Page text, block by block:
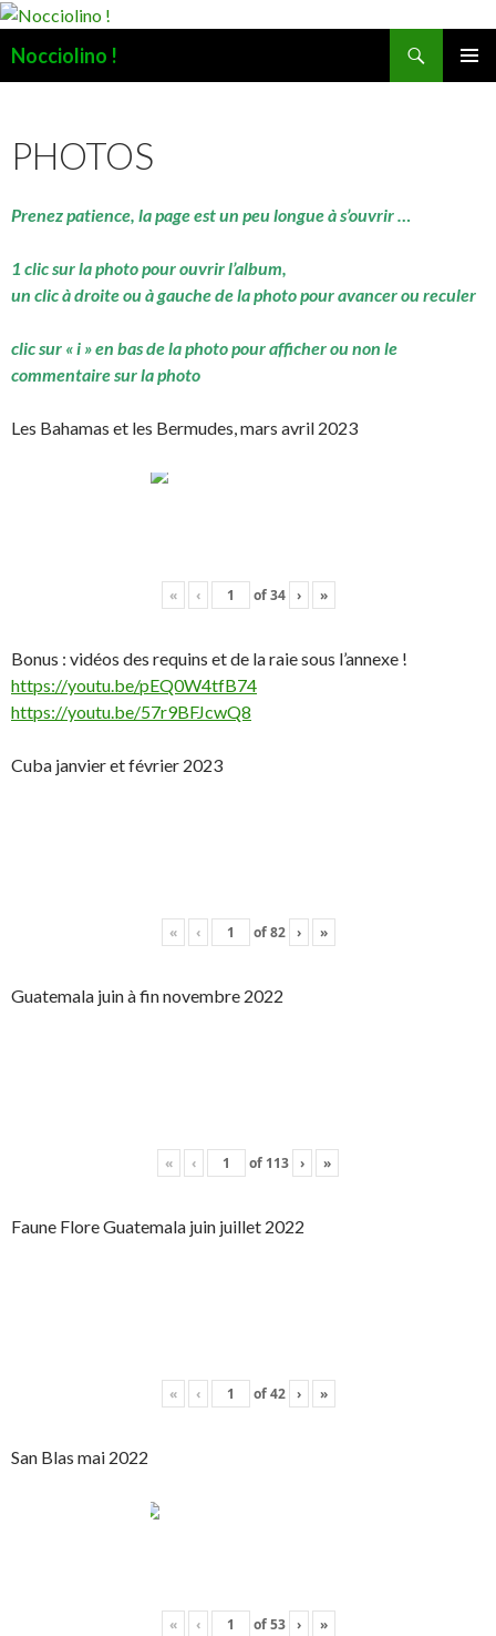
Nocciolino !
PHOTOS
Prenez patience, la page est un peu longue à s’ouvrir …
1 clic sur la photo pour ouvrir l’album,
un clic à droite ou à gauche de la photo pour avancer ou reculer
clic sur « i » en bas de la photo pour afficher ou non le
commentaire sur la photo
Les Bahamas et les Bermudes, mars avril 2023
« ‹ of34 › »
Bonus : vidéos des requins et de la raie sous l’annexe !
https://youtu.be/pEQ0W4tfB74
https://youtu.be/57r9BFJcwQ8
Cuba janvier et février 2023
« ‹ of82 › »
Guatemala juin à fin novembre 2022
« ‹ of 113 › »
Faune Flore Guatemala juin juillet 2022
« ‹ of42 › »
San Blas mai 2022
« ‹ of53 › »